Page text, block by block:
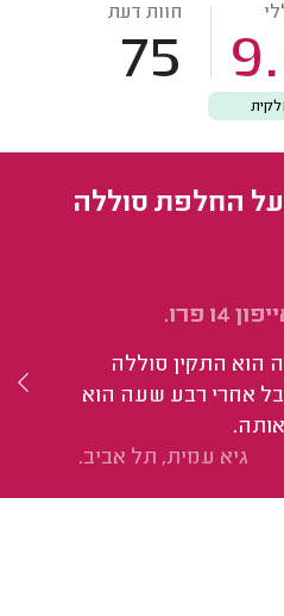
חוות דעת
75
על החלפת סוללה
פרו.
הוא התקין סוללה
אחרי רבע שעה הוא
גיא עמית, תל אביב.